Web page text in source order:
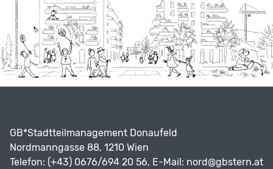
GB*Stadtteilmanagement Donaufeld
Nordmanngasse 88, 1210 Wien
Telefon: (+43) 0676/694 20 56, E-Mail: nord@gbstern.at